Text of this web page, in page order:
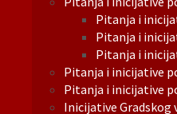
Pitanja i
Pitanja i
Pitanja i
Pitanja i inicijative
Pitanja i inicijative
Inicijative Gradskog